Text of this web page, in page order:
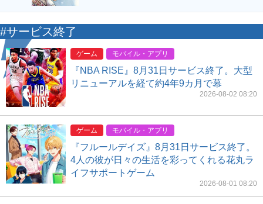
#サービス終了
ゲーム モバイル・アプリ
『NBA RISE』8月31日サービス終了。大型
リニューアルを経て約4年9カ月で幕
2026-08-02 08:20
ゲーム モバイル・アプリ
『フルールデイズ』8月31日サービス終了。
4人の彼が日々の生活を彩ってくれる花丸ラ
イフサポートゲーム
2026-08-01 08:20